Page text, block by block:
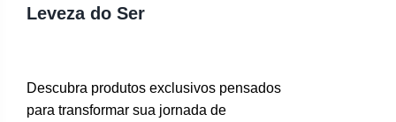
Leveza do Ser
Descubra produtos exclusivos pensados
para transformar sua jornada de